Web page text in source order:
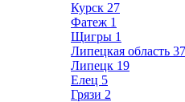
Курск 27
Фатеж 1
Щигры 1
Липецкая область 37
Липецк 19
Елец 5
Грязи 2